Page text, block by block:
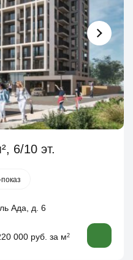
6/10 эт.
Ада, д. 6
000 руб. за м2